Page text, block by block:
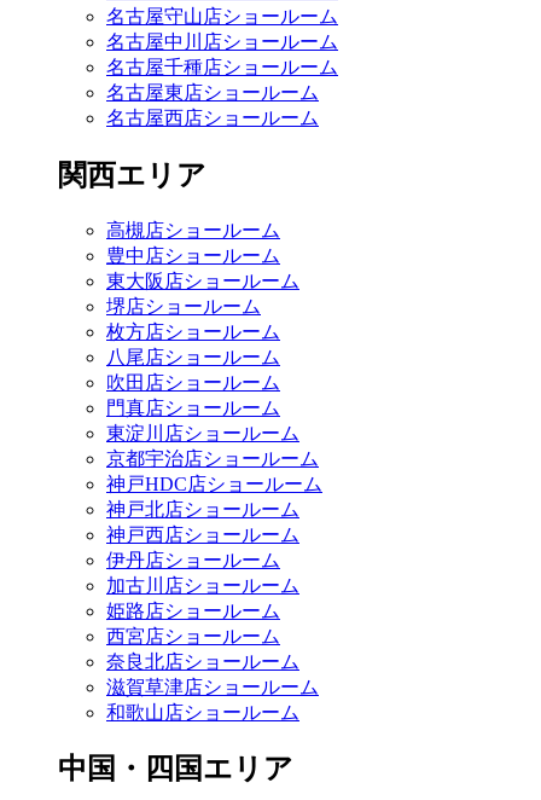
名古屋守山店ショールーム
名古屋中川店ショールーム
名古屋千種店ショールーム
名古屋東店ショールーム
名古屋西店ショールーム
関西エリア
高槻店ショールーム
豊中店ショールーム
東大阪店ショールーム
堺店ショールーム
枚方店ショールーム
八尾店ショールーム
吹田店ショールーム
門真店ショールーム
東淀川店ショールーム
京都宇治店ショールーム
神戸HDC店ショールーム
神戸北店ショールーム
神戸西店ショールーム
伊丹店ショールーム
加古川店ショールーム
姫路店ショールーム
西宮店ショールーム
奈良北店ショールーム
滋賀草津店ショールーム
和歌山店ショールーム
中国・四国エリア